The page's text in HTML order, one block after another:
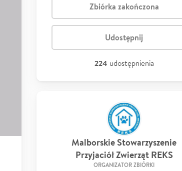
Zbiórka zakończona
Udostępnij
224 udostępnienia
Malborskie Stowarzyszenie
Przyjaciół Zwierząt REKS
ORGANIZATOR ZBIÓRKI